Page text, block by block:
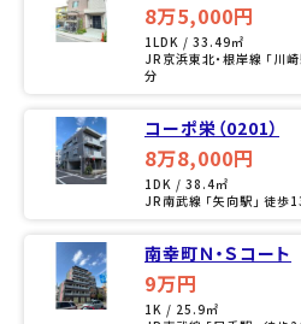
8万5,000円
1LDK / 33.49㎡
JR京浜東北・根岸線 「川
分
コーポ栄（0201）
8万8,000円
1DK / 38.4㎡
JR南武線 「矢向駅」 徒歩
南幸町Ｎ・Ｓコート
9万円
1K / 25.9㎡